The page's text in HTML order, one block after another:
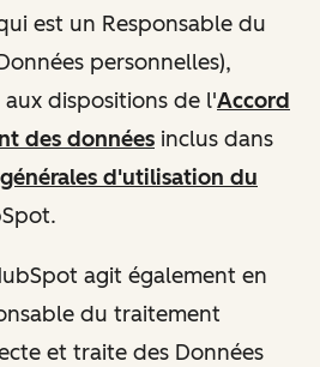
est un Responsable du
personnelles),
dispositions de l'Accord
des données inclus dans
d'utilisation du
agit également en
du traitement
et traite des Données